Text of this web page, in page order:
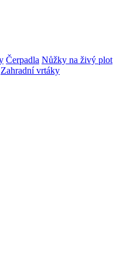
Čerpadla Nůžky na živý plot
Zahradní vrtáky